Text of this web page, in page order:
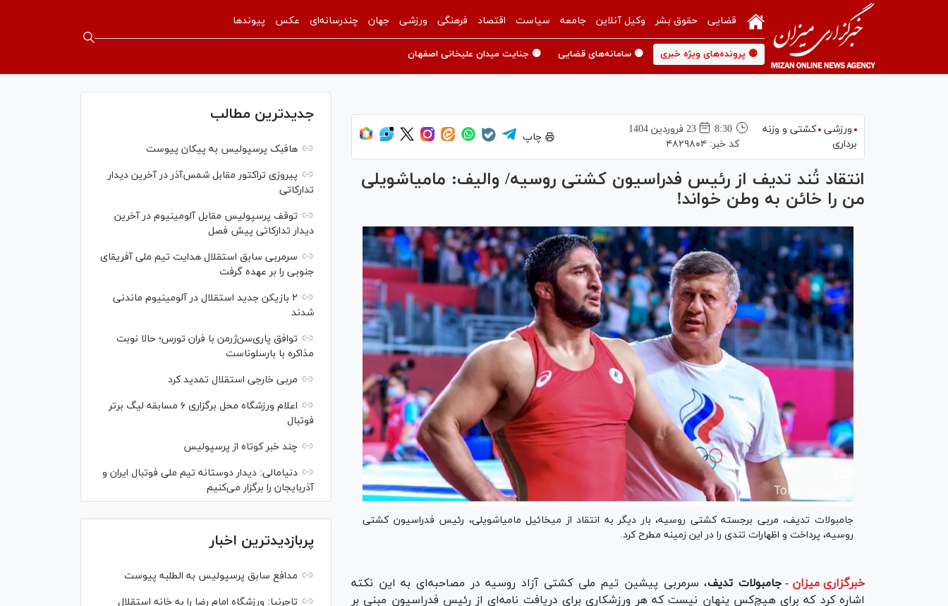
قضایی حقوق بشر وکیل آنلاین جامعه سیاست اقتصاد فرهنگی ورزشی جهان چندرسانه‌ای عکس پیوندها
🟡 پرونده‌های ویژه خبری 🟡 سامانه‌های قضایی 🟡 جنایت میدان علیخانی اصفهان
ورزشی کشتی و وزنه
برداری
8:30
23 فروردين 1404
کد خبر:۴۸۲۹۸۰۴
چاپ
انتقاد تُند تدیف از رئیس فدراسیون کشتی روسیه/ والیف: مامیاشویلی
من را خائن به وطن خواند!
جامبولات تدیف، مربی برجسته کشتی روسیه، بار دیگر به انتقاد از میخائیل مامیاشویلی، رئیس فدراسیون کشتی
روسیه، پرداخت و اظهارات تندی را در این زمینه مطرح کرد.
خبرگزاری میزان - جامبولات تدیف، سرمربی پیشین تیم ملی کشتی آزاد روسیه در مصاحبه‌ای به این نکته
اشاره کرد که برای هیچ‌کس پنهان نیست که هر ورزشکاری برای دریافت نامه‌ای از رئیس فدراسیون مبنی بر
جدیدترین مطالب
هافبک پرسپولیس به پیکان پیوست
پیروزی تراکتور مقابل شمس‌آذر در آخرین دیدار
تدارکاتی
توقف پرسپولیس مقابل آلومینیوم در آخرین
دیدار تدارکاتی پیش فصل
سرمربی سابق استقلال هدایت تیم ملی آفریقای
جنوبی را بر عهده گرفت
۲ بازیکن جدید استقلال در آلومینیوم ماندنی
شدند
توافق پاری‌سن‌ژرمن با فران تورس؛ حالا نوبت
مذاکره با بارسلوناست
مربی خارجی استقلال تمدید کرد
اعلام ورزشگاه محل برگزاری ۶ مسابقه لیگ برتر
فوتبال
چند خبر کوتاه از پرسپولیس
دنیامالی: دیدار دوستانه تیم ملی فوتبال ایران و
آذربایجان را برگزار می‌کنیم
پربازدیدترین اخبار
مدافع سابق پرسپولیس به الطلبه پیوست
تاجرنیا: ورزشگاه امام رضا را به خانه استقلال